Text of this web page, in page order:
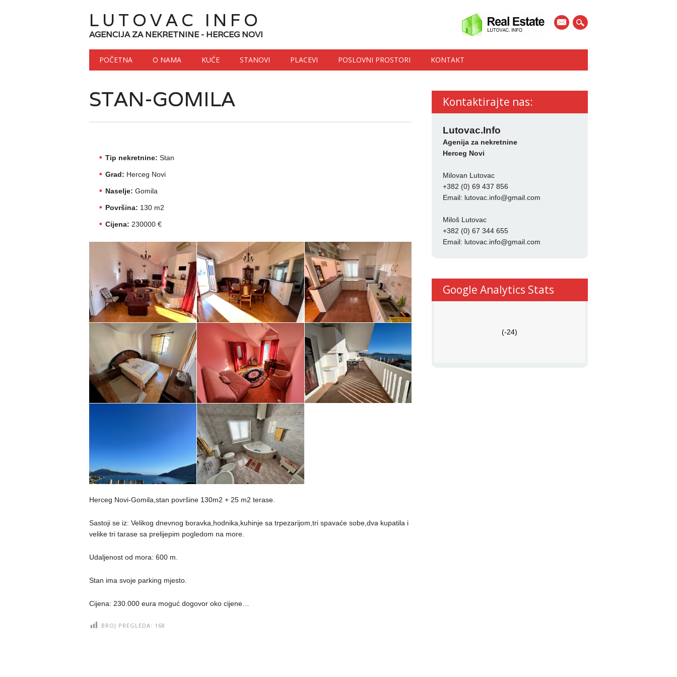
mail
LUTOVAC INFO
AGENCIJA ZA NEKRETNINE - HERCEG NOVI
Main menu
Skip to content
POČETNA O NAMA KUĆE STANOVI PLACEVI POSLOVNI PROSTORI KONTAKT
STAN-GOMILA
Tip nekretnine: Stan
Grad: Herceg Novi
Naselje: Gomila
Površina: 130 m2
Cijena: 230000 €
Herceg Novi-Gomila,stan površine 130m2 + 25 m2 terase.
Sastoji se iz: Velikog dnevnog boravka,hodnika,kuhinje sa trpezarijom,tri spavaće sobe,dva kupatila i
velike tri tarase sa prelijepim pogledom na more.
Udaljenost od mora: 600 m.
Stan ima svoje parking mjesto.
Cijena: 230.000 eura moguć dogovor oko cijene…
BROJ PREGLEDA: 168
Kontaktirajte nas:
Lutovac.Info
Agenija za nekretnine
Herceg Novi
Milovan Lutovac
+382 (0) 69 437 856
Email: lutovac.info@gmail.com
Miloš Lutovac
+382 (0) 67 344 655
Email: lutovac.info@gmail.com
Google Analytics Stats
(-24)